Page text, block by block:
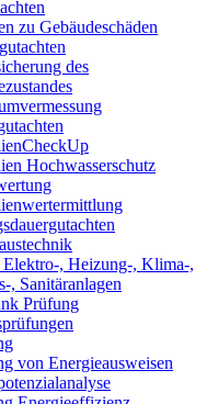
zu Gebäudeschäden
des
Hochwasserschutz
, Heizung-, Klima-,
, Sanitäranlagen
Prüfung
von Energieausweisen